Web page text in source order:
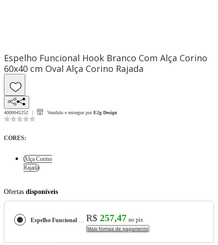
Espelho Funcional Hook Branco Com Alça Corino
60x40 cm Oval Alça Corino Rajada
4000045252 Vendido e entregue por E2g Design
CORES:
Alça Corino
Rajada
Ofertas disponíveis
Espelho Funcional Hook Branco Com Alça Corino 60x40 cm Oval R$ 257,47 no pix
Mais formas de pagamento